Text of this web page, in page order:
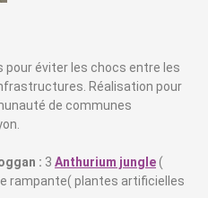
éviter les chocs entre les
Réalisation pour
de communes
: 3 Anthurium jungle(
rampante( plantes artificielles